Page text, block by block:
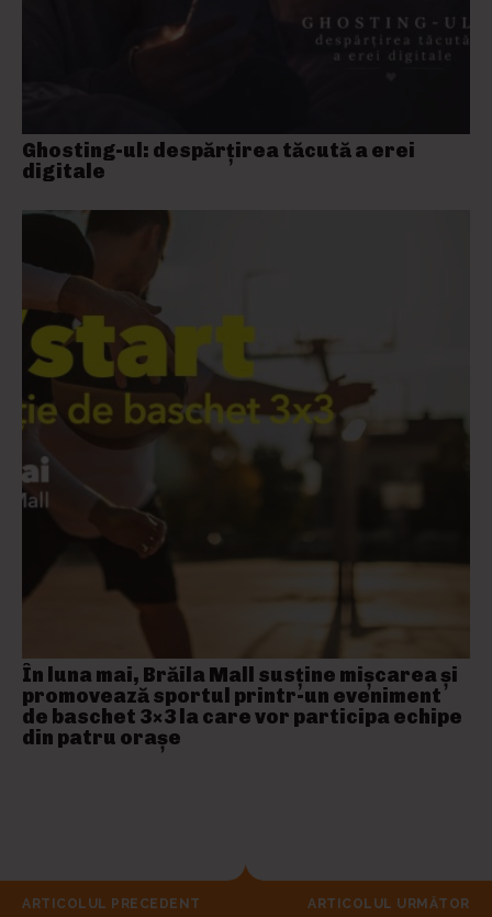
Ghosting-ul: despărțirea tăcută a erei
digitale
În luna mai, Brăila Mall susține mişcarea și
promovează sportul printr-un eveniment
de baschet 3×3 la care vor participa echipe
din patru orașe
ARTICOLUL PRECEDENT ARTICOLUL URMĂTOR